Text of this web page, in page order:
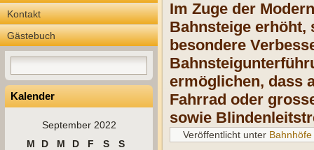
Kontakt
Gästebuch
Kalender
September 2022
M
D M D F S
S
Im Zuge der
Bahnsteige erhöht,
besondere
ermöglichen, dass
Fahrrad oder
sowie
Veröffentlicht unter Bahnhöfe